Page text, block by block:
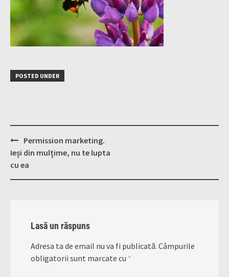
POSTED UNDER
Post
navigation
Permission marketing.
Ieși din mulțime, nu te lupta
cu ea
Lasă un răspuns
Adresa ta de email nu va fi publicată. Câmpurile
obligatorii sunt marcate cu *